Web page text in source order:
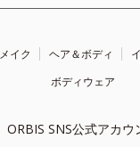
メイク ヘア＆ボディ
ボディウェア
ORBIS SNS公式アカウ